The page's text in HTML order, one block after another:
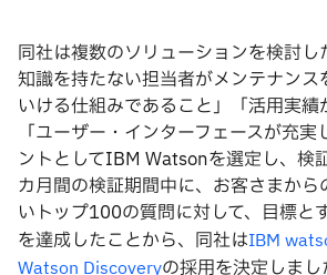
同社は複数のソリューションを検討
知識を持たない担当者がメンテナンス
いける仕組みであること」「活用実績
「ユーザー・インターフェースが充
ントとしてIBM Watsonを選定し、検
カ月間の検証期間中に、お客さまか
いトップ100の質問に対して、目標と
を達成したことから、同社はIBM
Watson Discoveryの採用を決定しま